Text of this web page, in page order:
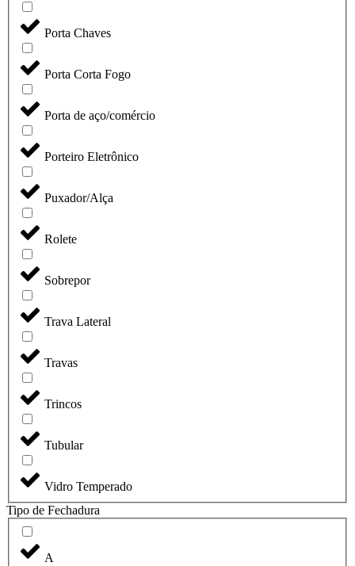
Porta Chaves
Porta Corta Fogo
Porta de aço/comércio
Porteiro Eletrônico
Puxador/Alça
Rolete
Sobrepor
Trava Lateral
Travas
Trincos
Tubular
Vidro Temperado
Tipo de Fechadura
A